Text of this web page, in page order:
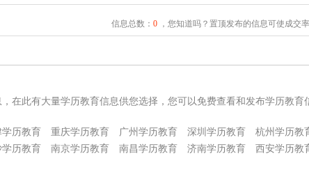
信息总数： 0，您知道吗？置顶发布的信息可使成交率
在此有大量学历教育信息供您选择，您可以免费查看和发布学历教育
学历教育 重庆学历教育 广州学历教育 深圳学历教育 杭州学历教
历教育 南京学历教育 南昌学历教育 济南学历教育 西安学历教